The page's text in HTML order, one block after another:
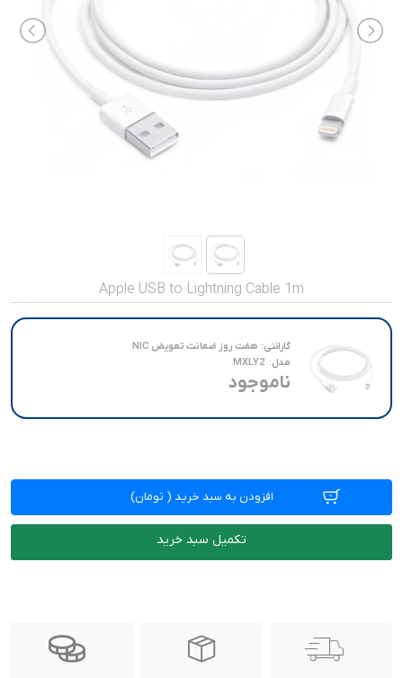
صدا و تصویر
قیمت روز
محصولات کارکرده
Apple USB to Lightning Cable 1m
گارانتی: هفت روز ضمانت تعویض NIC
مدل: MXLY2
ناموجود
افزودن به سبد خرید ( تومان)
تکمیل سبد خرید